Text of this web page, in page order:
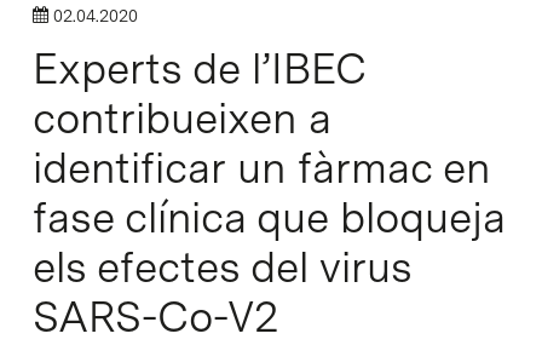
02.04.2020
Experts de l’IBEC
contribueixen a
identificar un fàrmac en
fase clínica que bloqueja
els efectes del virus
SARS-Co-V2